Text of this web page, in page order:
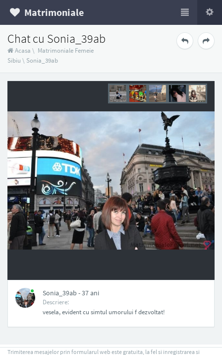
Matrimoniale
Chat cu Sonia_39ab
Acasa \ Matrimoniale Femeie
Sibiu \ Sonia_39ab
Sonia_39ab - 37 ani
Descriere:
vesela, evident cu simtul umorului f dezvoltat!
Trimiterea mesajelor prin formularul web este gratuita, la fel si inregistrarea si